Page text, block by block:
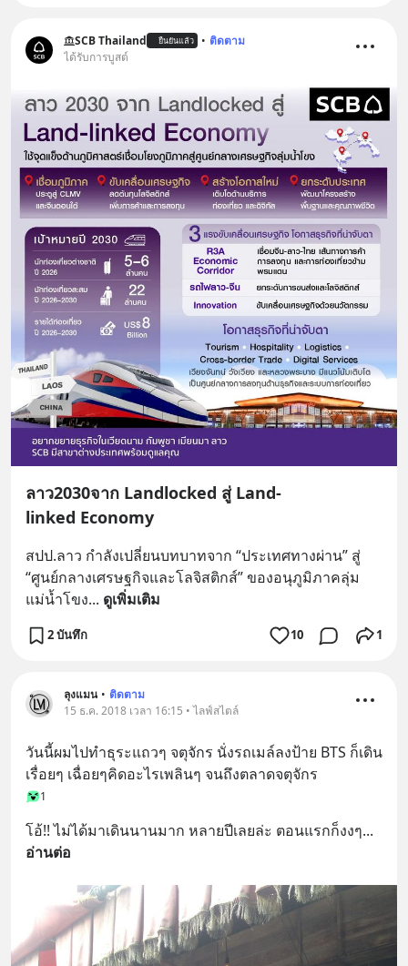
SCB Thailand ยืนยันแล้ว • ติดตาม
ได้รับการบูสต์
ลาว2030จาก Landlocked สู่ Land-
linked Economy
สปป.ลาว กำลังเปลี่ยนบทบาทจาก “ประเทศทางผ่าน” สู่
“ศูนย์กลางเศรษฐกิจและโลจิสติกส์” ของอนุภูมิภาคลุ่ม
แม่น้ำโขง... ดูเพิ่มเติม
2 บันทึก 10 1
ลุงแมน • ติดตาม
15 ธ.ค. 2018 เวลา 16:15 • ไลฟ์สไตล์
วันนี้ผมไปทำธุระแถวๆ จตุจักร นั่งรถเมล์ลงป้าย BTS ก็เดิน
เรื่อยๆ เฉื่อยๆคิดอะไรเพลินๆ จนถึงตลาดจตุจักร
1
โอ้!! ไม่ได้มาเดินนานมาก หลายปีเลยล่ะ ตอนแรกก็งงๆ
อ่านต่อ